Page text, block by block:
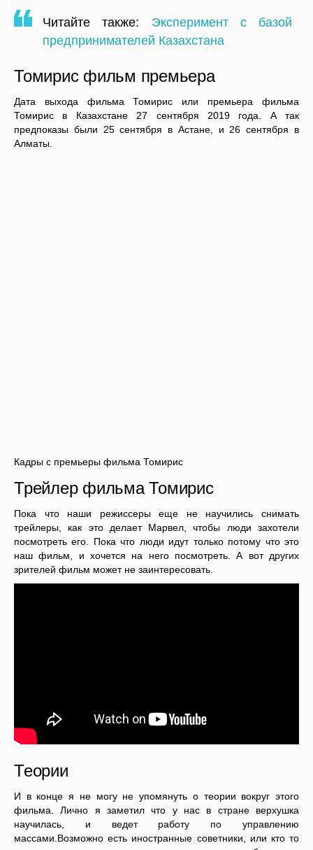
Читайте также: Эксперимент с базой
предпринимателей Казахстана
Томирис фильм премьера
Дата выхода фильма Томирис или премьера фильма
Томирис в Казахстане 27 сентября 2019 года. А так
предпоказы были 25 сентября в Астане, и 26 сентября в
Алматы.
Кадры с премьеры фильма Томирис
Трейлер фильма Томирис
Пока что наши режиссеры еще не научились снимать
трейлеры, как это делает Марвел, чтобы люди захотели
посмотреть его. Пока что люди идут только потому что это
наш фильм, и хочется на него посмотреть. А вот других
зрителей фильм может не заинтересовать.
Теории
И в конце я не могу не упомянуть о теории вокруг этого
фильма. Лично я заметил что у нас в стране верхушка
научилась, и ведет работу по управлению
массами.Возможно есть иностранные советники, или кто то